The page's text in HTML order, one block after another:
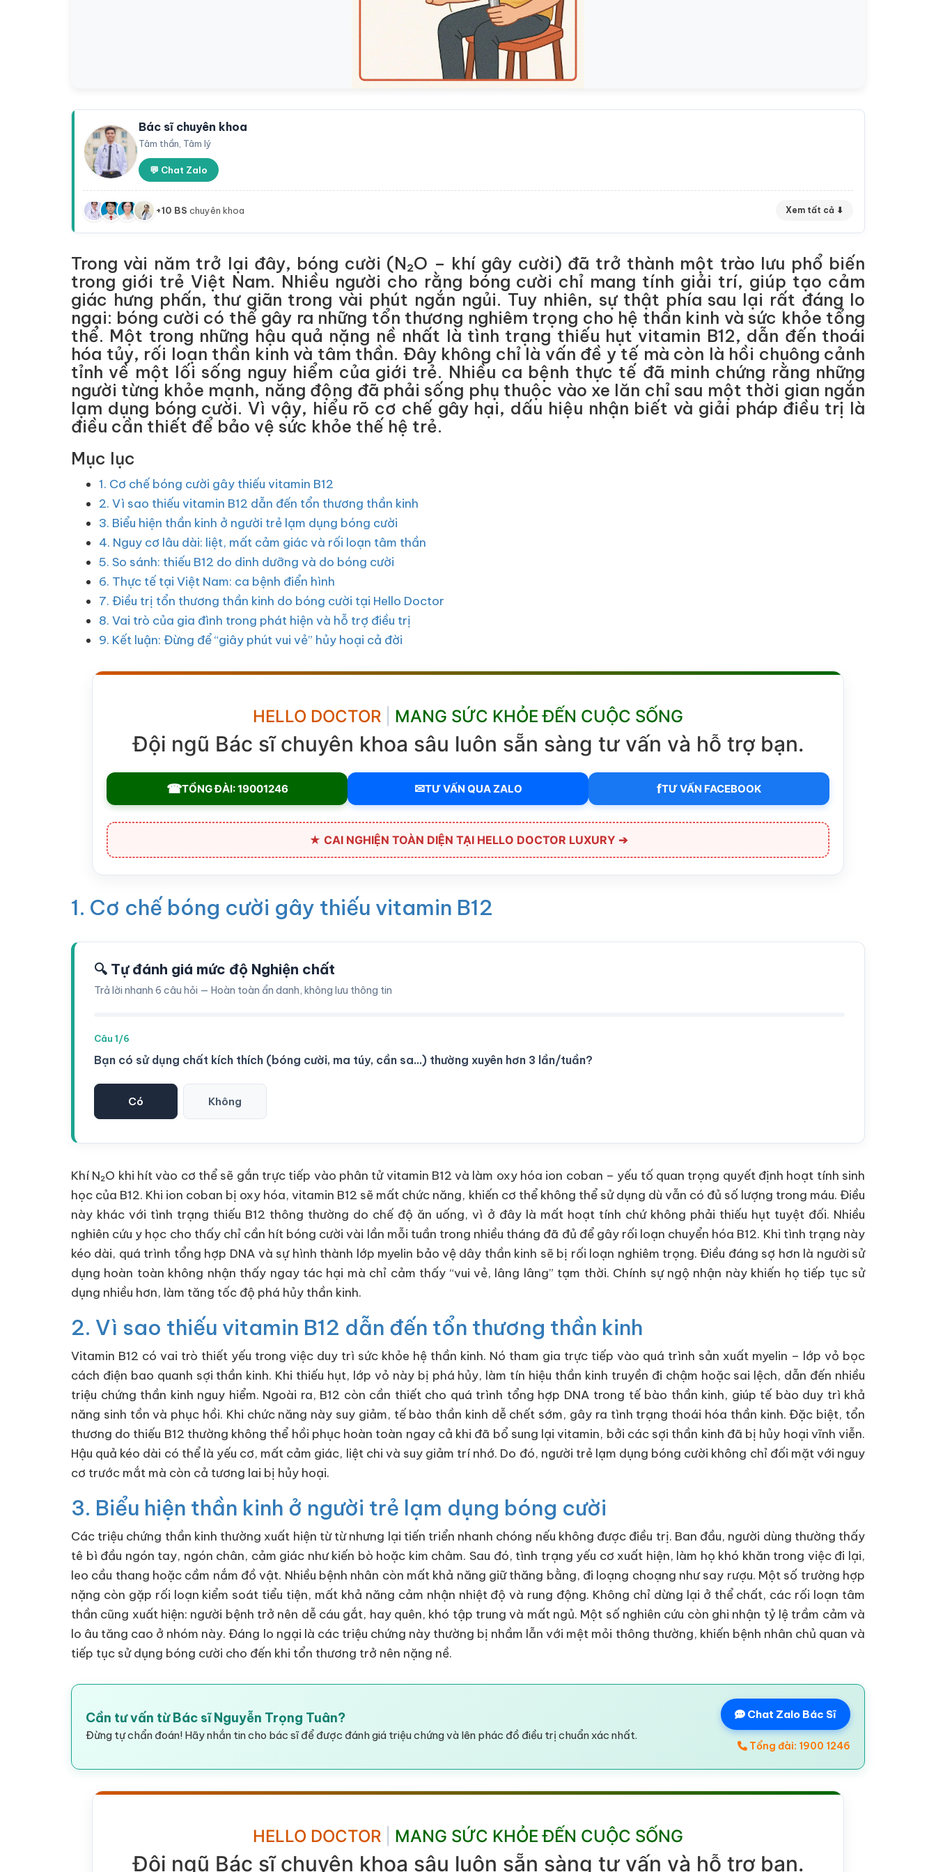
Bác sĩ chuyên khoa
Tâm thần, Tâm lý
💬 Chat Zalo
+10 BS chuyên khoa Xem tất cả ⬇
Trong vài năm trở lại đây, bóng cười (N₂O – khí gây cười) đã trở thành một trào lưu phổ biến
trong giới trẻ Việt Nam. Nhiều người cho rằng bóng cười chỉ mang tính giải trí, giúp tạo cảm
giác hưng phấn, thư giãn trong vài phút ngắn ngủi. Tuy nhiên, sự thật phía sau lại rất đáng lo
ngại: bóng cười có thể gây ra những tổn thương nghiêm trọng cho hệ thần kinh và sức khỏe tổng
thể. Một trong những hậu quả nặng nề nhất là tình trạng thiếu hụt vitamin B12, dẫn đến thoái
hóa tủy, rối loạn thần kinh và tâm thần. Đây không chỉ là vấn đề y tế mà còn là hồi chuông cảnh
tỉnh về một lối sống nguy hiểm của giới trẻ. Nhiều ca bệnh thực tế đã minh chứng rằng những
người từng khỏe mạnh, năng động đã phải sống phụ thuộc vào xe lăn chỉ sau một thời gian ngắn
lạm dụng bóng cười. Vì vậy, hiểu rõ cơ chế gây hại, dấu hiệu nhận biết và giải pháp điều trị là
điều cần thiết để bảo vệ sức khỏe thế hệ trẻ.
Mục lục
1. Cơ chế bóng cười gây thiếu vitamin B12
2. Vì sao thiếu vitamin B12 dẫn đến tổn thương thần kinh
3. Biểu hiện thần kinh ở người trẻ lạm dụng bóng cười
4. Nguy cơ lâu dài: liệt, mất cảm giác và rối loạn tâm thần
5. So sánh: thiếu B12 do dinh dưỡng và do bóng cười
6. Thực tế tại Việt Nam: ca bệnh điển hình
7. Điều trị tổn thương thần kinh do bóng cười tại Hello Doctor
8. Vai trò của gia đình trong phát hiện và hỗ trợ điều trị
9. Kết luận: Đừng để “giây phút vui vẻ” hủy hoại cả đời
HELLO DOCTOR MANG SỨC KHỎE ĐẾN CUỘC SỐNG
Đội ngũ Bác sĩ chuyên khoa sâu luôn sẵn sàng tư vấn và hỗ trợ bạn.
☎TỔNG ĐÀI: 19001246 ✉TƯ VẤN QUA ZALO fTƯ VẤN FACEBOOK
★ CAI NGHIỆN TOÀN DIỆN TẠI HELLO DOCTOR LUXURY ➔
1. Cơ chế bóng cười gây thiếu vitamin B12
🔍 Tự đánh giá mức độ Nghiện chất
Trả lời nhanh 6 câu hỏi — Hoàn toàn ẩn danh, không lưu thông tin
Câu 1/6
Bạn có sử dụng chất kích thích (bóng cười, ma túy, cần sa...) thường xuyên hơn 3 lần/tuần?
Có Không
Khí N₂O khi hít vào cơ thể sẽ gắn trực tiếp vào phân tử vitamin B12 và làm oxy hóa ion coban – yếu tố quan trọng quyết định hoạt tính sinh
học của B12. Khi ion coban bị oxy hóa, vitamin B12 sẽ mất chức năng, khiến cơ thể không thể sử dụng dù vẫn có đủ số lượng trong máu. Điều
này khác với tình trạng thiếu B12 thông thường do chế độ ăn uống, vì ở đây là mất hoạt tính chứ không phải thiếu hụt tuyệt đối. Nhiều
nghiên cứu y học cho thấy chỉ cần hít bóng cười vài lần mỗi tuần trong nhiều tháng đã đủ để gây rối loạn chuyển hóa B12. Khi tình trạng này
kéo dài, quá trình tổng hợp DNA và sự hình thành lớp myelin bảo vệ dây thần kinh sẽ bị rối loạn nghiêm trọng. Điều đáng sợ hơn là người sử
dụng hoàn toàn không nhận thấy ngay tác hại mà chỉ cảm thấy “vui vẻ, lâng lâng” tạm thời. Chính sự ngộ nhận này khiến họ tiếp tục sử
dụng nhiều hơn, làm tăng tốc độ phá hủy thần kinh.
2. Vì sao thiếu vitamin B12 dẫn đến tổn thương thần kinh
Vitamin B12 có vai trò thiết yếu trong việc duy trì sức khỏe hệ thần kinh. Nó tham gia trực tiếp vào quá trình sản xuất myelin – lớp vỏ bọc
cách điện bao quanh sợi thần kinh. Khi thiếu hụt, lớp vỏ này bị phá hủy, làm tín hiệu thần kinh truyền đi chậm hoặc sai lệch, dẫn đến nhiều
triệu chứng thần kinh nguy hiểm. Ngoài ra, B12 còn cần thiết cho quá trình tổng hợp DNA trong tế bào thần kinh, giúp tế bào duy trì khả
năng sinh tồn và phục hồi. Khi chức năng này suy giảm, tế bào thần kinh dễ chết sớm, gây ra tình trạng thoái hóa thần kinh. Đặc biệt, tổn
thương do thiếu B12 thường không thể hồi phục hoàn toàn ngay cả khi đã bổ sung lại vitamin, bởi các sợi thần kinh đã bị hủy hoại vĩnh viễn.
Hậu quả kéo dài có thể là yếu cơ, mất cảm giác, liệt chi và suy giảm trí nhớ. Do đó, người trẻ lạm dụng bóng cười không chỉ đối mặt với nguy
cơ trước mắt mà còn cả tương lai bị hủy hoại.
3. Biểu hiện thần kinh ở người trẻ lạm dụng bóng cười
Các triệu chứng thần kinh thường xuất hiện từ từ nhưng lại tiến triển nhanh chóng nếu không được điều trị. Ban đầu, người dùng thường thấy
tê bì đầu ngón tay, ngón chân, cảm giác như kiến bò hoặc kim châm. Sau đó, tình trạng yếu cơ xuất hiện, làm họ khó khăn trong việc đi lại,
leo cầu thang hoặc cầm nắm đồ vật. Nhiều bệnh nhân còn mất khả năng giữ thăng bằng, đi loạng choạng như say rượu. Một số trường hợp
nặng còn gặp rối loạn kiểm soát tiểu tiện, mất khả năng cảm nhận nhiệt độ và rung động. Không chỉ dừng lại ở thể chất, các rối loạn tâm
thần cũng xuất hiện: người bệnh trở nên dễ cáu gắt, hay quên, khó tập trung và mất ngủ. Một số nghiên cứu còn ghi nhận tỷ lệ trầm cảm và
lo âu tăng cao ở nhóm này. Đáng lo ngại là các triệu chứng này thường bị nhầm lẫn với mệt mỏi thông thường, khiến bệnh nhân chủ quan và
tiếp tục sử dụng bóng cười cho đến khi tổn thương trở nên nặng nề.
Cần tư vấn từ Bác sĩ Nguyễn Trọng Tuân?
Đừng tự chẩn đoán! Hãy nhắn tin cho bác sĩ để được đánh giá triệu chứng và lên phác đồ điều trị chuẩn xác nhất.
Chat Zalo Bác Sĩ
Tổng đài: 1900 1246
HELLO DOCTOR MANG SỨC KHỎE ĐẾN CUỘC SỐNG
Đội ngũ Bác sĩ chuyên khoa sâu luôn sẵn sàng tư vấn và hỗ trợ bạn.